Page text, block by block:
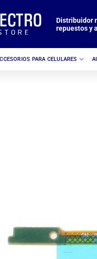
Distribuidor
repuestos y
PARA CELULARES